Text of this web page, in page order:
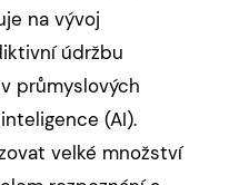
na vývoj
údržbu
průmyslových
(AI).
velké množství